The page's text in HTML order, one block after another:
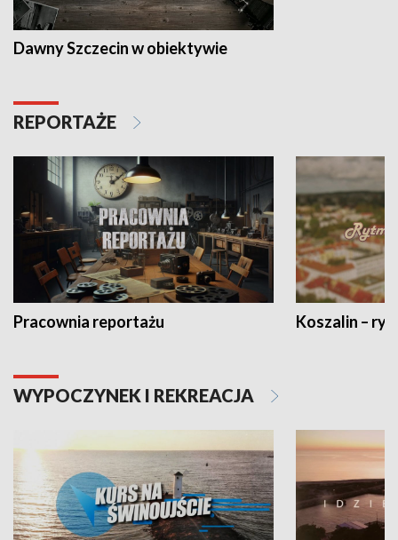
Dawny Szczecin w obiektywie
REPORTAŻE
Pracownia reportażu Koszalin –
WYPOCZYNEK I REKREACJA